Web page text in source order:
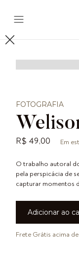
FOTOGRAFIA
R$ 49,00 Em
O trabalho autoral
pela perspicácia de
capturar momentos
Frete Grátis acima